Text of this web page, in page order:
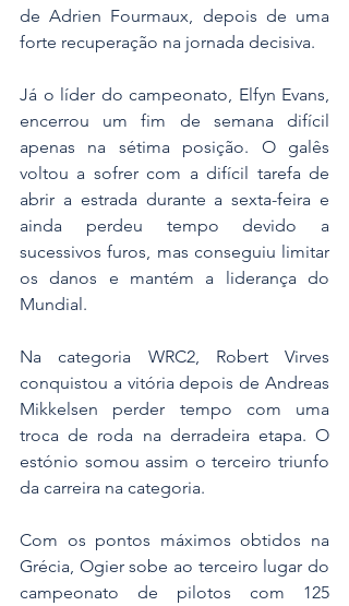
de Adrien Fourmaux, depois de uma
forte recuperação na jornada decisiva.
Já o líder do campeonato, Elfyn Evans,
encerrou um fim de semana difícil
apenas na sétima posição. O galês
voltou a sofrer com a difícil tarefa de
abrir a estrada durante a sexta-feira e
ainda perdeu tempo devido a
sucessivos furos, mas conseguiu limitar
os danos e mantém a liderança do
Mundial.
Na categoria WRC2, Robert Virves
conquistou a vitória depois de Andreas
Mikkelsen perder tempo com uma
troca de roda na derradeira etapa. O
estónio somou assim o terceiro triunfo
da carreira na categoria.
Com os pontos máximos obtidos na
Grécia, Ogier sobe ao terceiro lugar do
campeonato de pilotos com 125